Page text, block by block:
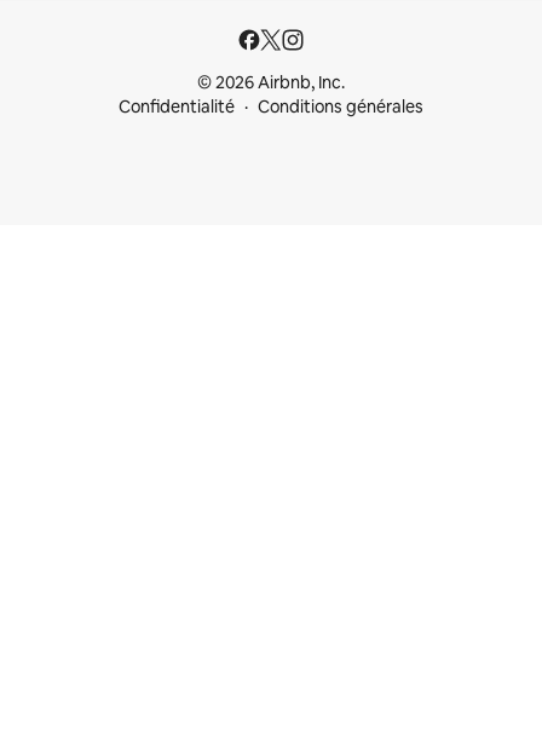
© 2026 Airbnb, Inc.
Confidentialité
Conditions générales